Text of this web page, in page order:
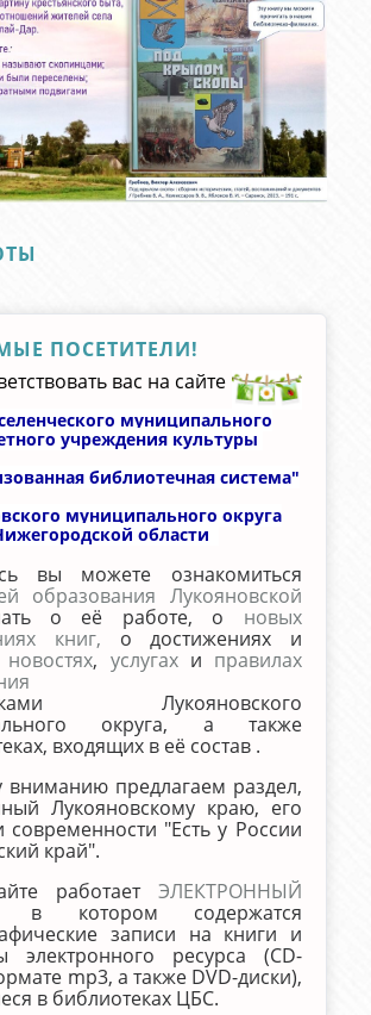
ПОСЕТИТЕЛИ!
ваc на сайте
муниципального
учреждения культуры
библиотечная система"
муниципального округа
области
можете ознакомиться
образования Лукояновской
о её работе, о новых
книг, о достижениях и
новостях, услугахи правилах
Лукояновского
округа, а также
входящих в её состав .
предлагаем раздел,
Лукояновскому краю, его
современности "Есть у России
край".
работает ЭЛЕКТРОННЫЙ
в котором содержатся
записи на книги и
электронного ресурса (CD-
mp3, а также DVD-диски),
в библиотеках ЦБС.